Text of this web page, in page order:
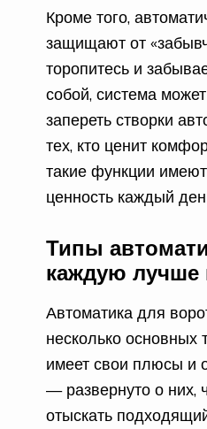
Кроме того,
защищают от
торопитесь и
собой, система
запереть створки
тех, кто ценит
такие функции
ценность каждый
Типы
каждую лучше
Автоматика для
несколько основных
имеет свои плюсы и
— развернуто о них,
отыскать